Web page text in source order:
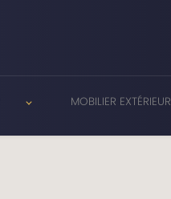
MOBILIER EXTÉRIEUR